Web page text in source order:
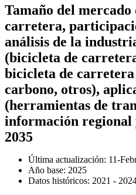
Tamaño del mercado
carretera,
análisis de la
(bicicleta de
bicicleta de
carbono, otros),
(herramientas de
información regional
2035
Última actualización: 11-
Año base: 2025
Datos históricos: 2021 -